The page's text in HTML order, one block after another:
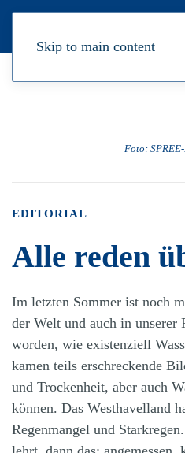
Skip to main content
Foto:
EDITORIAL
Alle reden
Im letzten Sommer ist noch
der Welt und auch in unserer
worden, wie existenziell
kamen teils erschreckende
und Trockenheit, aber auch
können. Das Westhavelland
Regenmangel und